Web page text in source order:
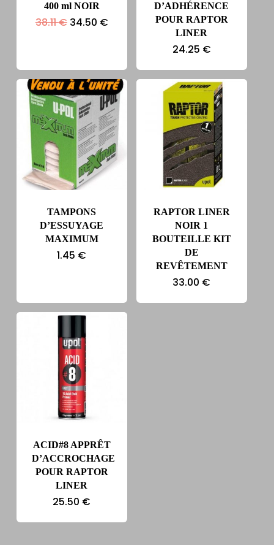
400 ml NOIR
38.11€ Le
34.50 €Le
D’ADHÉRENCE
POUR RAPTOR
LINER
24.25 €
TAMPONS
D’ESSUYAGE
MAXIMUM
1.45 €
RAPTOR LINER
NOIR 1
BOUTEILLE KIT
DE
REVÊTEMENT
33.00 €
ACID#8 APPRÊT
D’ACCROCHAGE
POUR RAPTOR
LINER
25.50 €